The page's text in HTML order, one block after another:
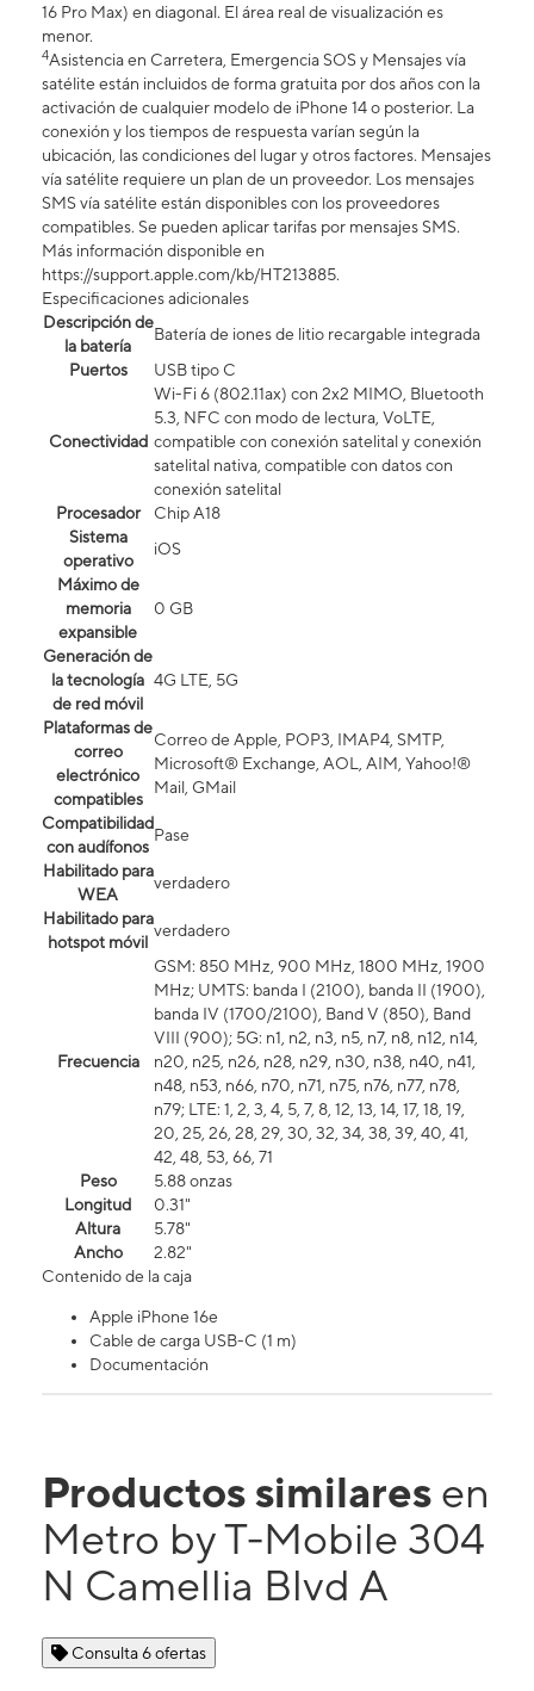
16 Pro Max) en diagonal. El área real de visualización es
menor.
4Asistencia en Carretera, Emergencia SOS y Mensajes vía
satélite están incluidos de forma gratuita por dos años con la
activación de cualquier modelo de iPhone 14 o posterior. La
conexión y los tiempos de respuesta varían según la
ubicación, las condiciones del lugar y otros factores. Mensajes
vía satélite requiere un plan de un proveedor. Los mensajes
SMS vía satélite están disponibles con los proveedores
compatibles. Se pueden aplicar tarifas por mensajes SMS.
Más información disponible en
https://support.apple.com/kb/HT213885.
Especificaciones adicionales
Descripción de
la batería
Batería de iones de litio recargable integrada
Puertos
USB tipo C
Conectividad
Wi-Fi 6 (802.11ax) con 2x2 MIMO, Bluetooth
5.3, NFC con modo de lectura, VoLTE,
compatible con conexión satelital y conexión
satelital nativa, compatible con datos con
conexión satelital​​​​​​​
Procesador
Chip A18
Sistema
operativo
iOS
Máximo de
memoria
expansible
0 GB
Generación de
la tecnología
de red móvil
4G LTE, 5G
Plataformas de
correo
electrónico
compatibles
Correo de Apple, POP3, IMAP4, SMTP,
Microsoft® Exchange, AOL, AIM, Yahoo!®
Mail, GMail
Compatibilidad
con audífonos
Pase
Habilitado para
WEA
verdadero
Habilitado para
hotspot móvil
verdadero
Frecuencia
GSM: 850 MHz, 900 MHz, 1800 MHz, 1900
MHz; UMTS: banda I (2100), banda II (1900),
banda IV (1700/2100), Band V (850), Band
VIII (900); 5G: n1, n2, n3, n5, n7, n8, n12, n14,
n20, n25, n26, n28, n29, n30, n38, n40, n41,
n48, n53, n66, n70, n71, n75, n76, n77, n78,
n79; LTE: 1, 2, 3, 4, 5, 7, 8, 12, 13, 14, 17, 18, 19,
20, 25, 26, 28, 29, 30, 32, 34, 38, 39, 40, 41,
42, 48, 53, 66, 71
Peso
5.88 onzas
Longitud
0.31"
Altura
5.78"
Ancho
2.82"
Contenido de la caja
Apple iPhone 16e
Cable de carga USB-C (1 m)
Documentación
Productos similares en
Metro by T-Mobile 304
N Camellia Blvd A
Consulta 6 ofertas